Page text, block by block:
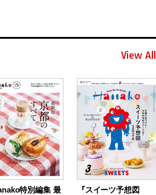
View All
特別編集 最
『スイーツ予想図